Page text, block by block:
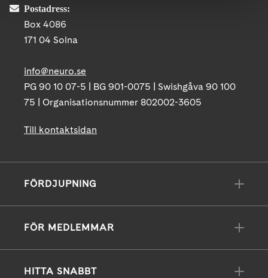
Postadress:
Box 4086
171 04 Solna
info@neuro.se
PG 90 10 07-5 | BG 901-0075 | Swishgåva 90 100
75 | Organisationsnummer 802002-3605
Till kontaktsidan
FÖRDJUPNING
FÖR MEDLEMMAR
HITTA SNABBT